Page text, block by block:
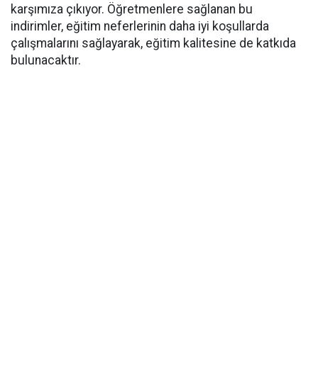
karşımıza çıkıyor. Öğretmenlere sağlanan bu
indirimler, eğitim neferlerinin daha iyi koşullarda
çalışmalarını sağlayarak, eğitim kalitesine de katkıda
bulunacaktır.